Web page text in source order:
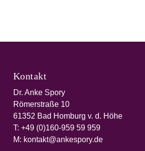
Kontakt
Dr. Anke Spory
Römerstraße 10
61352 Bad Homburg v. d. Höhe
T: +49 (0)160-959 59 959‬
M: kontakt@ankespory.de